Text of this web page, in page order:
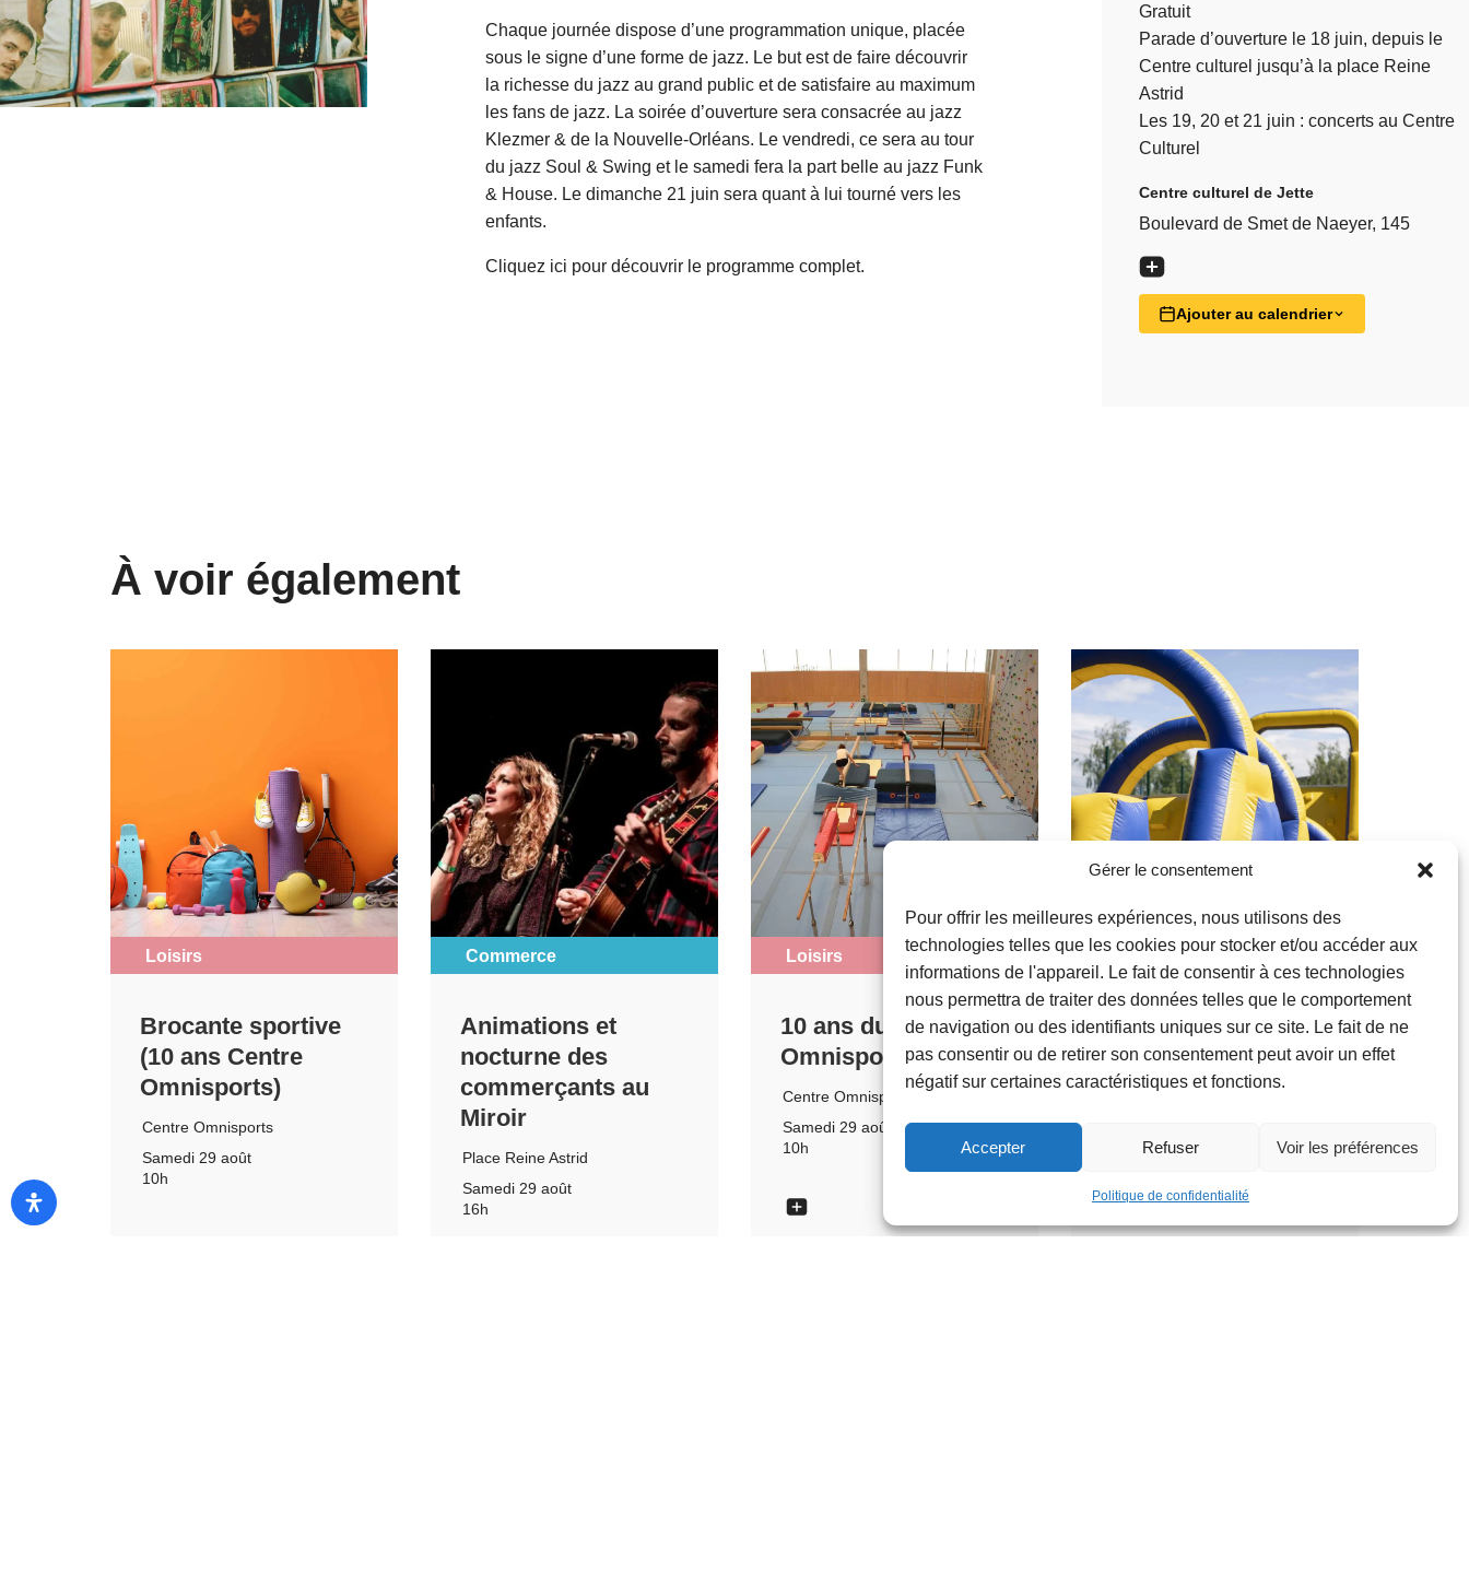
Gérer le consentement
Pour offrir les meilleures expériences, nous utilisons des
technologies telles que les cookies pour stocker et/ou accéder aux
informations de l'appareil. Le fait de consentir à ces technologies
nous permettra de traiter des données telles que le comportement
de navigation ou des identifiants uniques sur ce site. Le fait de ne
pas consentir ou de retirer son consentement peut avoir un effet
négatif sur certaines caractéristiques et fonctions.
Accepter Refuser Voir les préférences
Politique de confidentialité
Chaque journée dispose d’une programmation unique, placée
sous le signe d’une forme de jazz. Le but est de faire découvrir
la richesse du jazz au grand public et de satisfaire au maximum
les fans de jazz. La soirée d’ouverture sera consacrée au jazz
Klezmer & de la Nouvelle-Orléans. Le vendredi, ce sera au tour
du jazz Soul & Swing et le samedi fera la part belle au jazz Funk
& House. Le dimanche 21 juin sera quant à lui tourné vers les
enfants.
Cliquez ici pour découvrir le programme complet.
Gratuit
Parade d’ouverture le 18 juin, depuis le
Centre culturel jusqu’à la place Reine
Astrid
Les 19, 20 et 21 juin : concerts au Centre
Culturel
Centre culturel de Jette
Boulevard de Smet de Naeyer, 145
Ajouter au calendrier
À voir également
Loisirs
Brocante sportive
(10 ans Centre
Omnisports)
Centre Omnisports
Samedi 29 août
10h
Commerce
Animations et
nocturne des
commerçants au
Miroir
Place Reine Astrid
Samedi 29 août
16h
Loisirs
10 ans du Centre
Omnisports
Centre Omnisports
Samedi 29 août
10h
Familles
Parcours
gonflable XXL
Parc de la Jeunesse